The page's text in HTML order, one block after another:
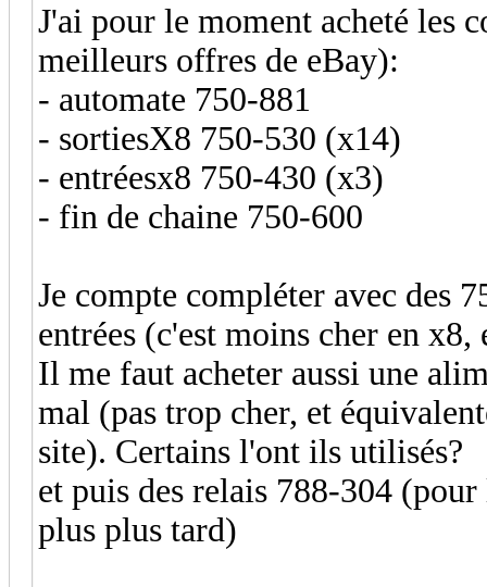
J'ai pour le moment acheté les
meilleurs offres de eBay):
- automate 750-881
- sortiesX8 750-530 (x14)
- entréesx8 750-430 (x3)
- fin de chaine 750-600
Je compte compléter avec des
entrées (c'est moins cher en
Il me faut acheter aussi une
mal (pas trop cher, et
site). Certains l'ont ils utilisés?
et puis des relais 788-304
plus plus tard)